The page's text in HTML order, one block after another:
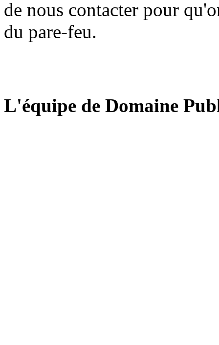
de nous contacter pour
du pare-feu.
L'équipe de Domaine